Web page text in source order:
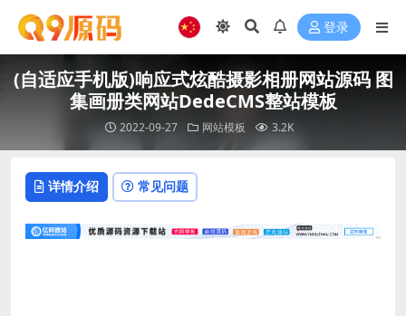
登录
(自适应手机版)响应式炫酷摄影相册网站源码 图
集画册类网站DedeCMS整站模板
2022-09-27 网站模板 3.2K
详情介绍 常见问题